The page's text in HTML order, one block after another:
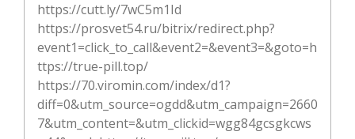
https://cutt.ly/7wC5m1Id
https://prosvet54.ru/bitrix/redirect.php?
event1=click_to_call&event2=&event3=&goto=h
ttps://true-pill.top/
https://70.viromin.com/index/d1?
diff=0&utm_source=ogdd&utm_campaign=2660
7&utm_content=&utm_clickid=wgg84gcsgkcws